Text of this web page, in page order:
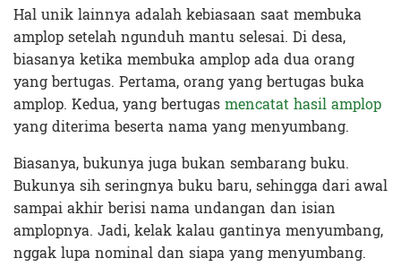
Hal unik lainnya adalah kebiasaan saat membuka
amplop setelah ngunduh mantu selesai. Di desa,
biasanya ketika membuka amplop ada dua orang
yang bertugas. Pertama, orang yang bertugas buka
amplop. Kedua, yang bertugasmencatat hasil amplop
yang diterima beserta nama yang menyumbang.
Biasanya, bukunya juga bukan sembarang buku.
Bukunya sih seringnya buku baru, sehingga dari awal
sampai akhir berisi nama undangan dan isian
amplopnya. Jadi, kelak kalau gantinya menyumbang,
nggak lupa nominal dan siapa yang menyumbang.